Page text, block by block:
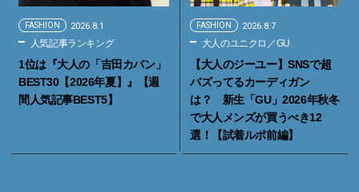
FASHION 2026.8.1
人気記事ランキング
1位は『大人の「吉田カバン」
BEST30【2026年夏】』【週
間人気記事BEST5】
FASHION 2026.8.7
大人のユニクロ／GU
【大人のジーユー】SNSで超
バズってるカーディガン
は？ 新生「GU」2026年秋冬
で大人メンズが買うべき12
選！【試着ルポ前編】